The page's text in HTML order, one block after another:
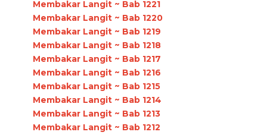
Membakar Langit ~ Bab 1221
Membakar Langit ~ Bab 1220
Membakar Langit ~ Bab 1219
Membakar Langit ~ Bab 1218
Membakar Langit ~ Bab 1217
Membakar Langit ~ Bab 1216
Membakar Langit ~ Bab 1215
Membakar Langit ~ Bab 1214
Membakar Langit ~ Bab 1213
Membakar Langit ~ Bab 1212